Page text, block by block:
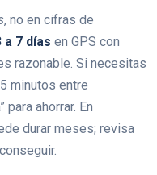
, no en cifras de
a 7 días en GPS con
razonable. Si necesitas
minutos entre
ahorrar. En
durar meses; revisa